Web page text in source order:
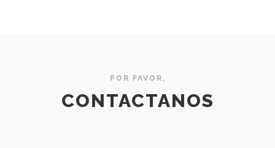
POR FAVOR,
CONTACTANOS